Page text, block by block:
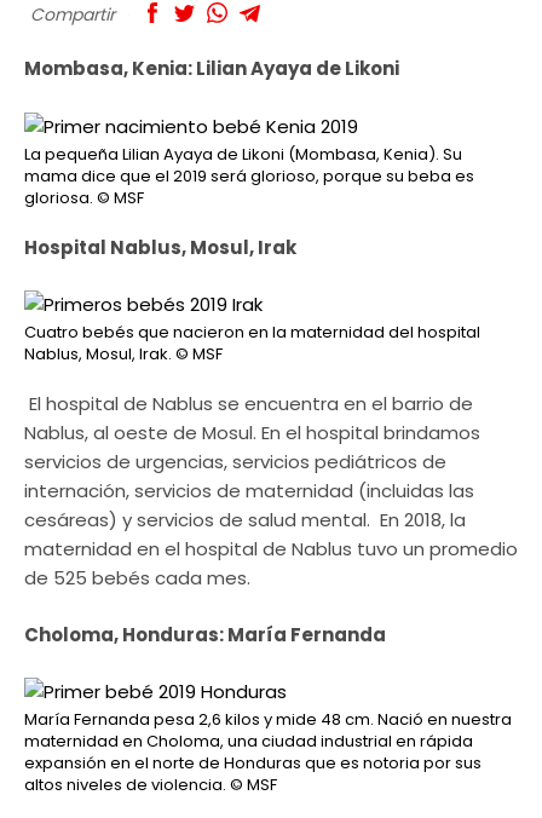
Compartir
Mombasa, Kenia: Lilian Ayaya de Likoni
La pequeña Lilian Ayaya de Likoni (Mombasa, Kenia). Su
mama dice que el 2019 será glorioso, porque su beba es
gloriosa. © MSF
Hospital Nablus, Mosul, Irak
Cuatro bebés que nacieron en la maternidad del hospital
Nablus, Mosul, Irak. © MSF
El hospital de Nablus se encuentra en el barrio de
Nablus, al oeste de Mosul. En el hospital brindamos
servicios de urgencias, servicios pediátricos de
internación, servicios de maternidad (incluidas las
cesáreas) y servicios de salud mental. En 2018, la
maternidad en el hospital de Nablus tuvo un promedio
de 525 bebés cada mes.
Choloma, Honduras: María Fernanda
María Fernanda pesa 2,6 kilos y mide 48 cm. Nació en nuestra
maternidad en Choloma, una ciudad industrial en rápida
expansión en el norte de Honduras que es notoria por sus
altos niveles de violencia. © MSF